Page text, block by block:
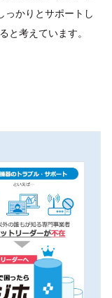
っかりとサポートし
と考えています。